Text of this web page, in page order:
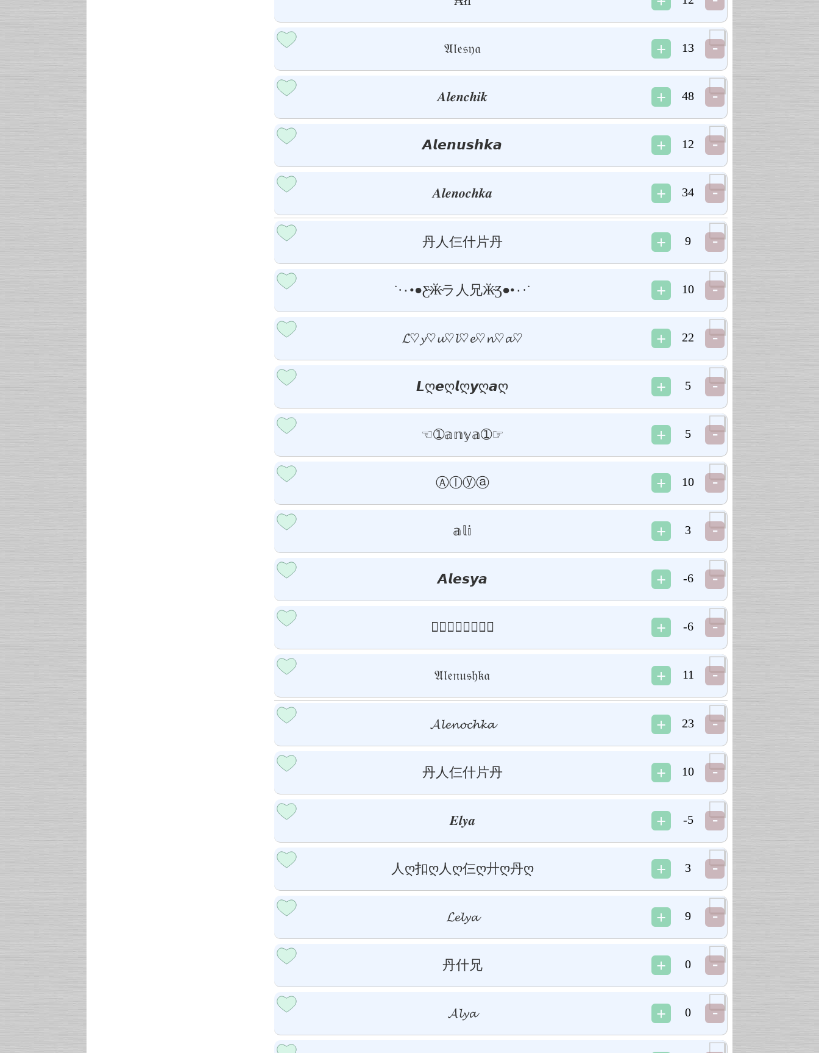
𝔄𝔩𝔢𝔰𝔶𝔞 13
𝑨𝒍𝒆𝒏𝒄𝒉𝒊𝒌 48
𝘼𝙡𝙚𝙣𝙪𝙨𝙝𝙠𝙖 12
𝑨𝒍𝒆𝒏𝒐𝒄𝒉𝒌𝒂 34
丹人仨什片丹 9
˙·٠•●Ƹ̴Ӂ̴ラ人兄Ӂ̴Ʒ●•٠·˙ 10
𝓛♡𝔂♡𝓾♡𝓵♡𝓮♡𝓷♡𝓪♡ 22
𝙇ღ𝙚ღ𝙡ღ𝙮ღ𝙖ღ 5
☜➀𝕒𝕟𝕪𝕒➀☞ 5
Ⓐⓛⓨⓐ 10
𝕒𝕝𝕚 3
𝘼𝙡𝙚𝙨𝙮𝙖 -6
𝒜𝓁𝒺𝓃𝒸𝒽𝒾𝓀 -6
𝔄𝔩𝔢𝔫𝔲𝔰𝔥𝔨𝔞 11
𝓐𝓵𝓮𝓷𝓸𝓬𝓱𝓴𝓪 23
丹人仨什片丹 10
𝑬𝒍𝒚𝒂 -5
人ღ扣ღ人ღ仨ღ廾ღ丹ღ 3
𝓛𝓮𝓵𝔂𝓪 9
丹什兄 0
𝓐𝓵𝔂𝓪 0